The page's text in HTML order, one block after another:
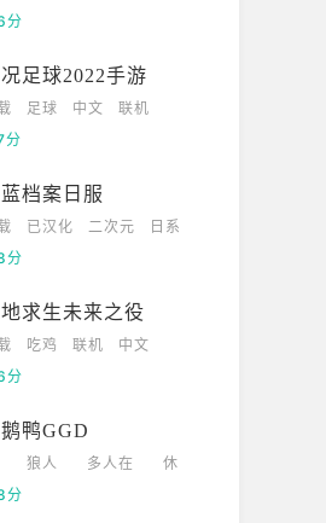
分
足球2022手游
足球 中文
联机
分
档案日服
已汉化 二次元
日系
分
求生未来之役
吃鸡 联机
中文
分
鸭GGD
狼人
多人在
休
分